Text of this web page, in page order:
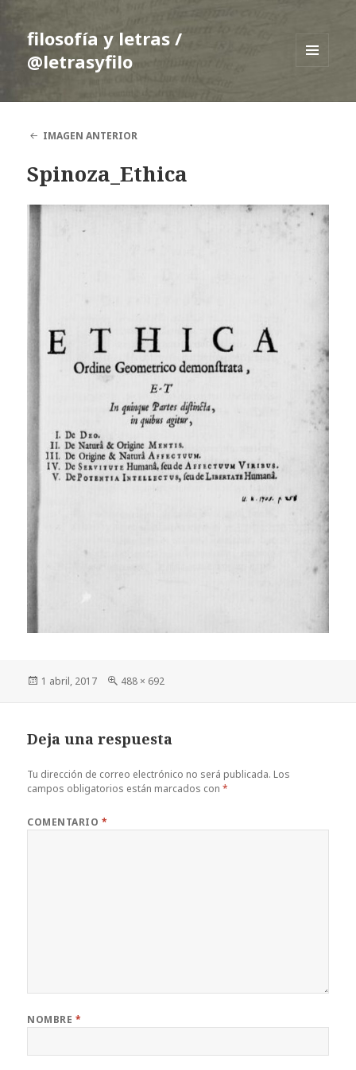
filosofía y letras /
@letrasyfilo
WIDGETS
IMAGEN ANTERIOR
Spinoza_Ethica
Publicado
1 abril, 2017
Tamaño
488 × 692
Deja una respuesta
Tu dirección de correo electrónico no será publicada. Los
campos obligatorios están marcados con*
COMENTARIO *
NOMBRE *